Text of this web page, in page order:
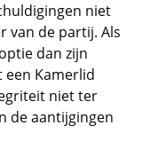
niet
van de partij. Als
dan zijn
een Kamerlid
niet ter
de aantijgingen